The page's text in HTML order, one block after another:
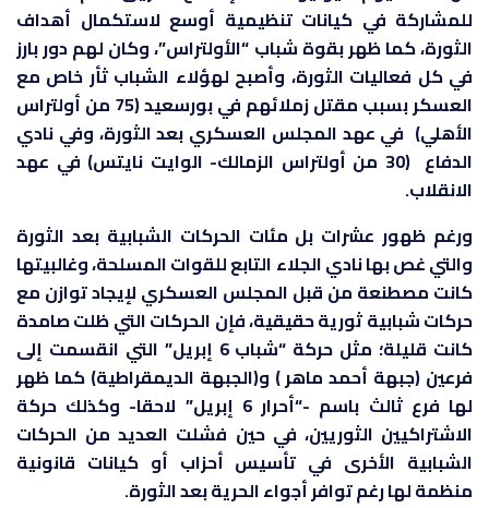
للمشاركة في كيانات تنظيمية أوسع لاستكمال أهداف
الثورة، كما ظهر بقوة شباب “الأولتراس”، وكان لهم دور بارز
في كل فعاليات الثورة، وأصبح لهؤلاء الشباب ثأر خاص مع
العسكر بسبب مقتل زملائهم في بورسعيد (75 من أولتراس
الأهلي) في عهد المجلس العسكري بعد الثورة، وفي نادي
الدفاع (30 من أولتراس الزمالك- الوايت نايتس) في عهد
الانقلاب.
ورغم ظهور عشرات بل مئات الحركات الشبابية بعد الثورة
والتي غص بها نادي الجلاء التابع للقوات المسلحة،وغالبيتها
كانت مصطنعة من قبل المجلس العسكري لإيجاد توازن مع
حركات شبابية ثورية حقيقية، فإن الحركات التي ظلت صامدة
كانت قليلة؛ مثل حركة “شباب 6 إبريل” التي انقسمت إلى
فرعين (جبهة أحمد ماهر ) و(الجبهة الديمقراطية) كما ظهر
لها فرع ثالث باسم -“أحرار 6 إبريل” لاحقا- وكذلك حركة
الاشتراكيين الثوريين، في حين فشلت العديد من الحركات
الشبابية الأخرى في تأسيس أحزاب أو كيانات قانونية
منظمة لها رغم توافر أجواء الحرية بعد الثورة.